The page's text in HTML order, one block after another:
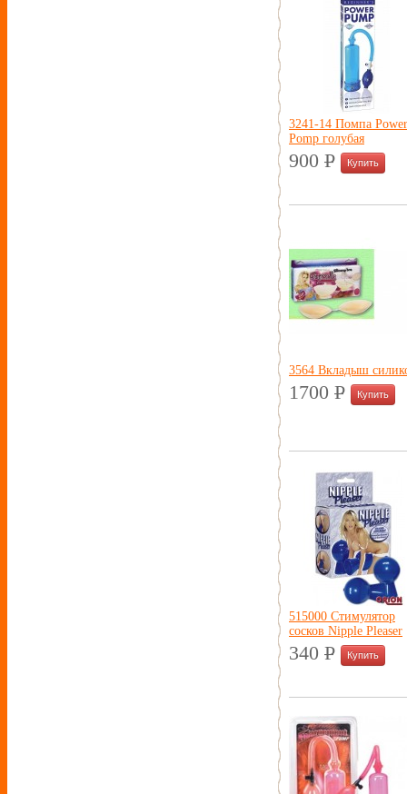
3241-14 Помпа Power
Pomp голубая
900 P
УБ.
3564 Вкладыш
1700 P
УБ.
515000 Стимулятор
сосков Nipple Pleaser
340 P
УБ.